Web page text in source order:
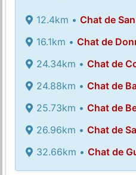
12.4km • Chat de
16.1km • Chat de
24.34km • Chat de
24.88km • Chat de
25.73km • Chat de
26.96km • Chat de
32.66km • Chat de